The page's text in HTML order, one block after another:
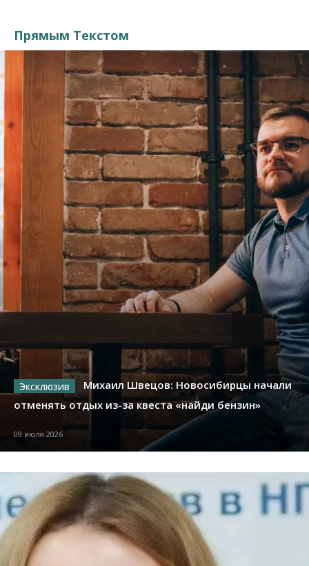
Прямым Текстом
Михаил Швецов: Новосибирцы начали
отменять отдых из-за квеста «найди бензин»
09 июля 2026